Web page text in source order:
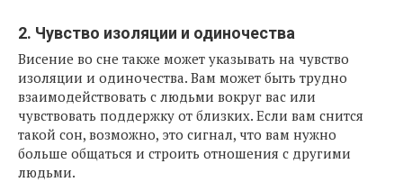
2. Чувство изоляции и одиночества
Висение во сне также может указывать на чувство
изоляции и одиночества. Вам может быть трудно
взаимодействовать с людьми вокруг вас или
чувствовать поддержку от близких. Если вам снится
такой сон, возможно, это сигнал, что вам нужно
больше общаться и строить отношения с другими
людьми.